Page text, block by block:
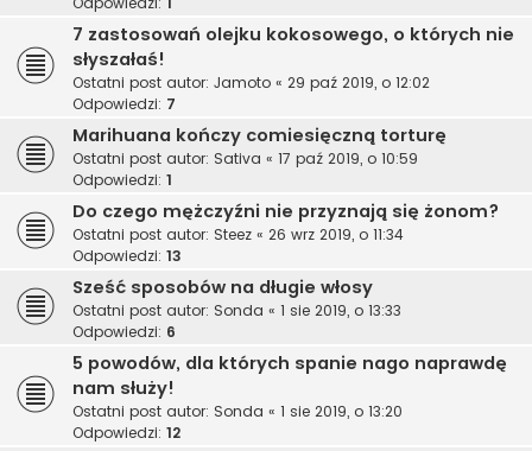
7 zastosowań olejku kokosowego, o których nie
słyszałaś!
Ostatni post autor: Jamoto « 29 paź 2019, o 12:02
Odpowiedzi: 7
Marihuana kończy comiesięczną torturę
Ostatni post autor: Sativa « 17 paź 2019, o 10:59
Odpowiedzi: 1
Do czego mężczyźni nie przyznają się żonom?
Ostatni post autor: Steez « 26 wrz 2019, o 11:34
Odpowiedzi: 13
Sześć sposobów na długie włosy
Ostatni post autor: Sonda « 1 sie 2019, o 13:33
Odpowiedzi: 6
5 powodów, dla których spanie nago naprawdę
nam służy!
Ostatni post autor: Sonda « 1 sie 2019, o 13:20
Odpowiedzi: 12